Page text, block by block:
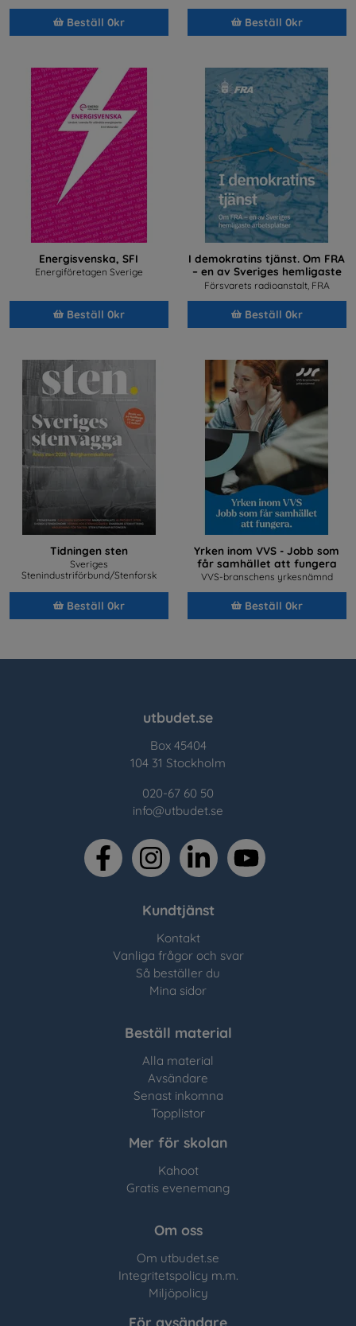
Beställ 0kr Beställ 0kr
Energisvenska, SFI
Energiföretagen Sverige
Beställ 0kr
I demokratins tjänst. Om FRA
– en av Sveriges hemligaste
arbetsplatser
Försvarets radioanstalt, FRA
Beställ 0kr
Tidningen sten
Sveriges
Stenindustriförbund/Stenforsk
Beställ 0kr
Yrken inom VVS - Jobb som
får samhället att fungera
VVS-branschens yrkesnämnd
Beställ 0kr
utbudet.se
Box 45404
104 31 Stockholm
020-67 60 50
info@utbudet.se
facebookinstagramlinkedin youtube
Kundtjänst
Kontakt
Vanliga frågor och svar
Så beställer du
Mina sidor
Beställ material
Alla material
Avsändare
Senast inkomna
Topplistor
Mer för skolan
Kahoot
Gratis evenemang
Om oss
Om utbudet.se
Integritetspolicy m.m.
Miljöpolicy
För avsändare